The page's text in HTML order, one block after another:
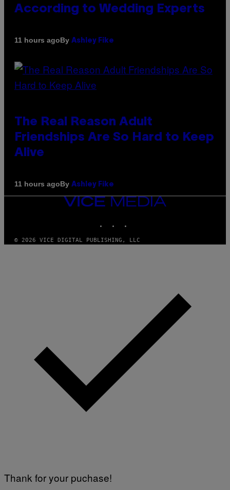
According to Wedding Experts
11 hours agoBy Ashley Fike
The Real Reason Adult
Friendships Are So Hard to Keep
Alive
11 hours agoBy Ashley Fike
VICE
MEDIA
© 2026 VICE DIGITAL PUBLISHING, LLC
Thank for your puchase!